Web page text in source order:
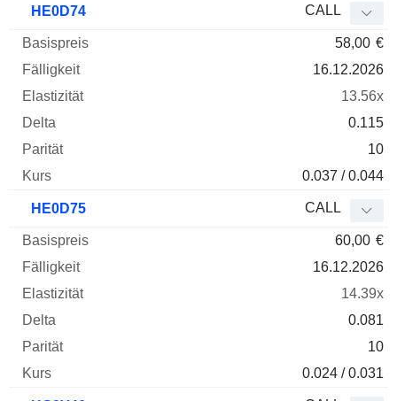
HE0D74 CALL
58,00 €
16.12.2026
13.56x
0.115
10
0.037 / 0.044
HE0D75 CALL
60,00 €
16.12.2026
14.39x
0.081
10
0.024 / 0.031